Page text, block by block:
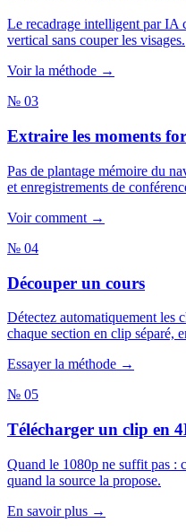
Le recadrage intelligent par IA
vertical sans couper les visages.
Voir la méthode →
№ 03
Extraire les moments
Pas de plantage mémoire du
et enregistrements de
Voir comment →
№ 04
Découper un cours
Détectez automatiquement les
chaque section en clip séparé,
Essayer la méthode →
№ 05
Télécharger un clip en
Quand le 1080p ne suffit pas :
quand la source la propose.
En savoir plus →